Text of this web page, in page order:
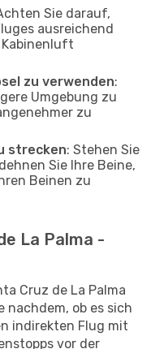
Sie darauf,
ausreichend
Kabinenluft
zu verwenden:
Umgebung zu
zu
strecken: Stehen Sie
Sie Ihre Beine,
Beinen zu
La Palma -
Cruz de La Palma
nachdem, ob es sich
indirekten Flug mit
vor der